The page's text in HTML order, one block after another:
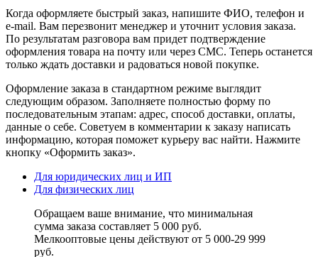
Когда оформляете быстрый заказ, напишите ФИО, телефон и
e-mail. Вам перезвонит менеджер и уточнит условия заказа.
По результатам разговора вам придет подтверждение
оформления товара на почту или через СМС. Теперь останется
только ждать доставки и радоваться новой покупке.
Оформление заказа в стандартном режиме выглядит
следующим образом. Заполняете полностью форму по
последовательным этапам: адрес, способ доставки, оплаты,
данные о себе. Советуем в комментарии к заказу написать
информацию, которая поможет курьеру вас найти. Нажмите
кнопку «Оформить заказ».
Для юридических лиц и ИП
Для физических лиц
Обращаем ваше внимание, что минимальная
сумма заказа составляет 5 000 руб.
Мелкооптовые цены действуют от 5 000-29 999
руб.